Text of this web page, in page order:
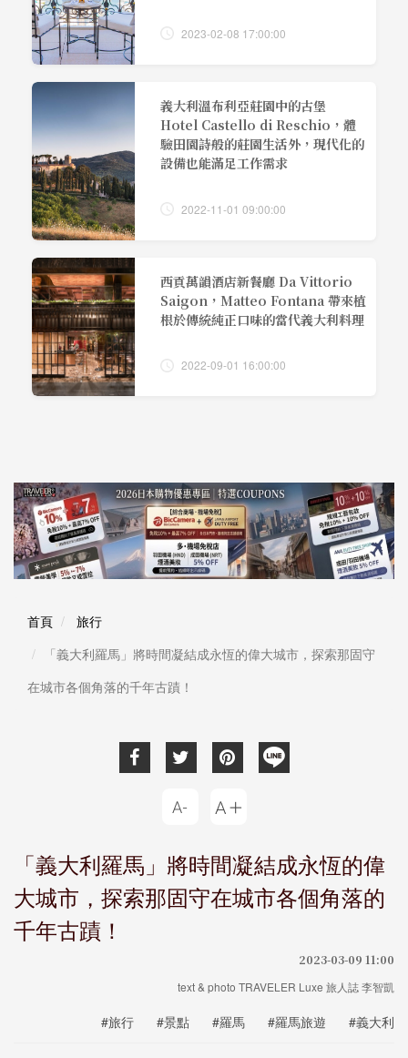
2023-02-08 17:00:00
義大利溫布利亞莊園中的古堡
Hotel Castello di Reschio，體
驗田園詩般的莊園生活外，現代化的
設備也能滿足工作需求
2022-11-01 09:00:00
西貢萬韻酒店新餐廳 Da Vittorio
Saigon，Matteo Fontana 帶來植
根於傳統純正口味的當代義大利料理
2022-09-01 16:00:00
首頁
旅行
「義大利羅馬」將時間凝結成永恆的偉大城市，探索那固守
在城市各個角落的千年古蹟！
「義大利羅馬」將時間凝結成永恆的偉
大城市，探索那固守在城市各個角落的
千年古蹟！
2023-03-09 11:00
text & photo TRAVELER Luxe 旅人誌 李智凱
#旅行 #景點 #羅馬 #羅馬旅遊 #義大利